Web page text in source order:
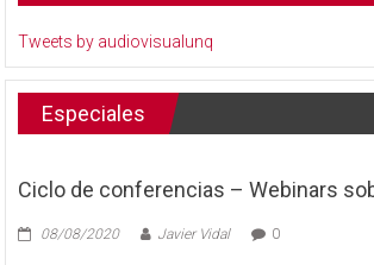
Tweets by audiovisualunq
Especiales
Ciclo de conferencias – Webinars
08/08/2020 Javier Vidal 0